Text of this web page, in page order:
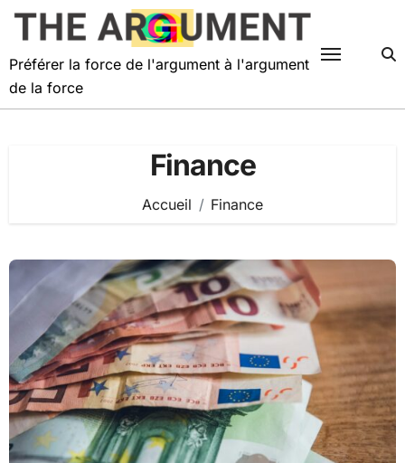
Passer
Préférer la force de l'argument à l'argument
de la force
Finance
Accueil Finance